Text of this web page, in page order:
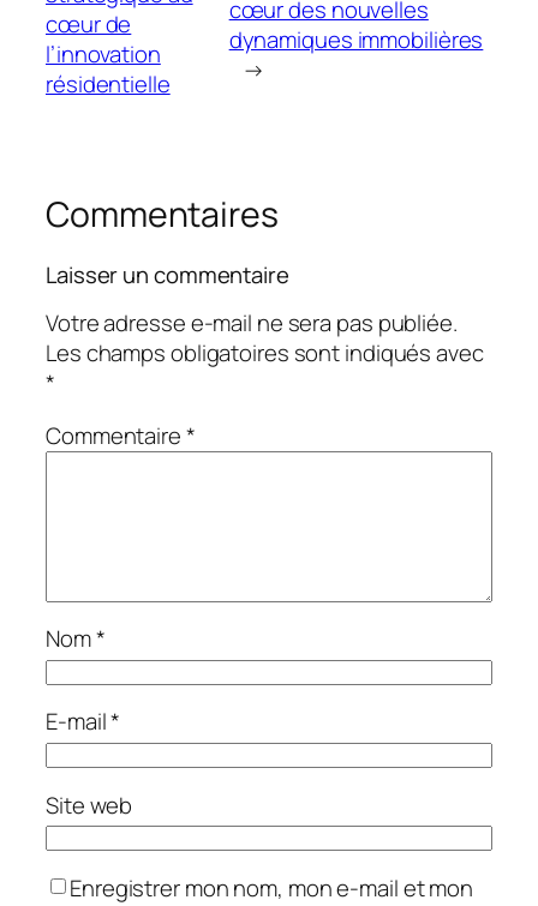
cœur de
l’innovation
résidentielle
cœur des nouvelles
dynamiques immobilières
→
Commentaires
Laisser un commentaire
Votre adresse e-mail ne sera pas publiée.
Les champs obligatoires sont indiqués avec
*
Commentaire*
Nom*
E-mail*
Site web
Enregistrer mon nom, mon e-mail et mon